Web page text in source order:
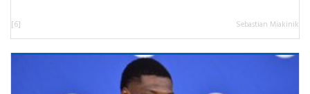
[6] Sebastian Miakinik